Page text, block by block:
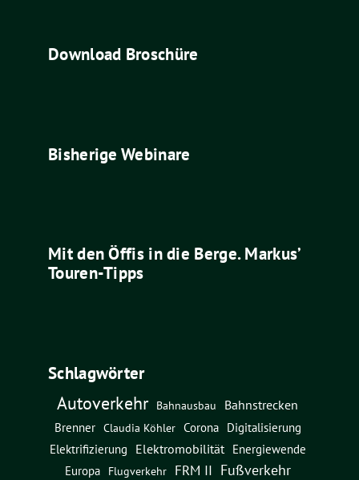
Download Broschüre
Bisherige Webinare
Mit den Öffis in die Berge. Markus’
Touren-Tipps
Schlagwörter
Autoverkehr Bahnausbau
Bahnstrecken
Brenner Claudia Köhler Corona
Digitalisierung
Elektrifizierung
Elektromobilität Energiewende
Europa Flugverkehr FRM II Fußverkehr